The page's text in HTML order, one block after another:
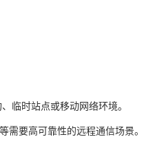
临时站点或移动网络环境。
需要高可靠性的远程通信场景。